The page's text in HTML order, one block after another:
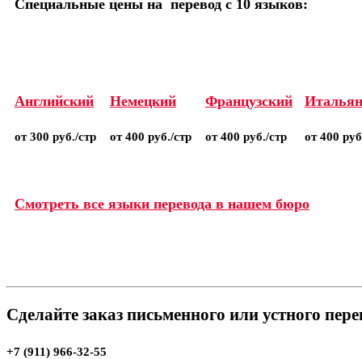
Специальные цены на перевод с 10 языков:
Английский
от 300 руб./стр
Немецкий
от 400 руб./стр
Французский
от 400 руб./стр от 400
Смотреть все языки перевода в нашем бюро
Сделайте заказ письменного или устного
+7 (911) 966-32-55